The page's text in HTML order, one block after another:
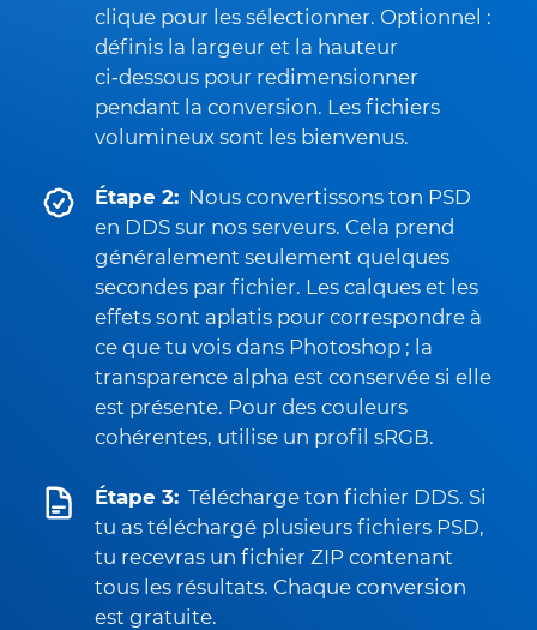
clique pour les sélectionner. Optionnel :
définis la largeur et la hauteur
ci‑dessous pour redimensionner
pendant la conversion. Les fichiers
volumineux sont les bienvenus.
Étape 2: Nous convertissons ton PSD
en DDS sur nos serveurs. Cela prend
généralement seulement quelques
secondes par fichier. Les calques et les
effets sont aplatis pour correspondre à
ce que tu vois dans Photoshop ; la
transparence alpha est conservée si elle
est présente. Pour des couleurs
cohérentes, utilise un profil sRGB.
Étape 3: Télécharge ton fichier DDS. Si
tu as téléchargé plusieurs fichiers PSD,
tu recevras un fichier ZIP contenant
tous les résultats. Chaque conversion
est gratuite.